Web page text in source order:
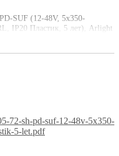
SUF (12-48V, 5x350-
IP20 Пластик, 5 лет), Arlight
72-sh-pd-suf-12-48v-5x350-
5-let.pdf